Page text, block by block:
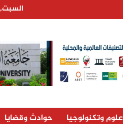
السبت, 08 آب, 2026
علوم وتكنولوجيا حوادث وقضايا